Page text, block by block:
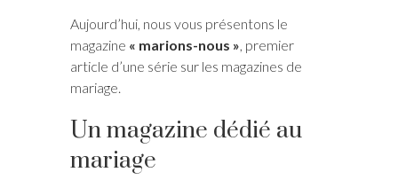
Aujourd’hui, nous vous présentons le
magazine « marions-nous », premier
article d’une série sur les magazines de
mariage.
Un magazine dédié au
mariage